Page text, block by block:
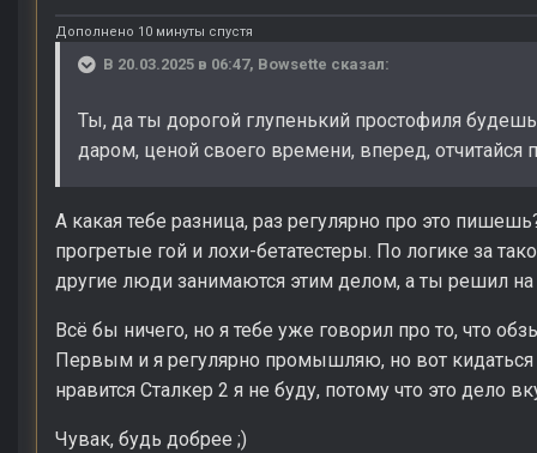
Дополнено 10 минуты спустя
В 20.03.2025 в 06:47, Bowsette сказал:
Ты, да ты дорогой глупенький простофиля
даром, ценой своего времени, вперед, отчитайся
А какая тебе разница, раз регулярно про это
прогретые гой и лохи-бетатестеры. По логике за
другие люди занимаются этим делом, а ты решил на
Всё бы ничего, но я тебе уже говорил про то, что
Первым и я регулярно промышляю, но вот кидаться
нравится Сталкер 2 я не буду, потому что это дело
Чувак, будь добрее ;)